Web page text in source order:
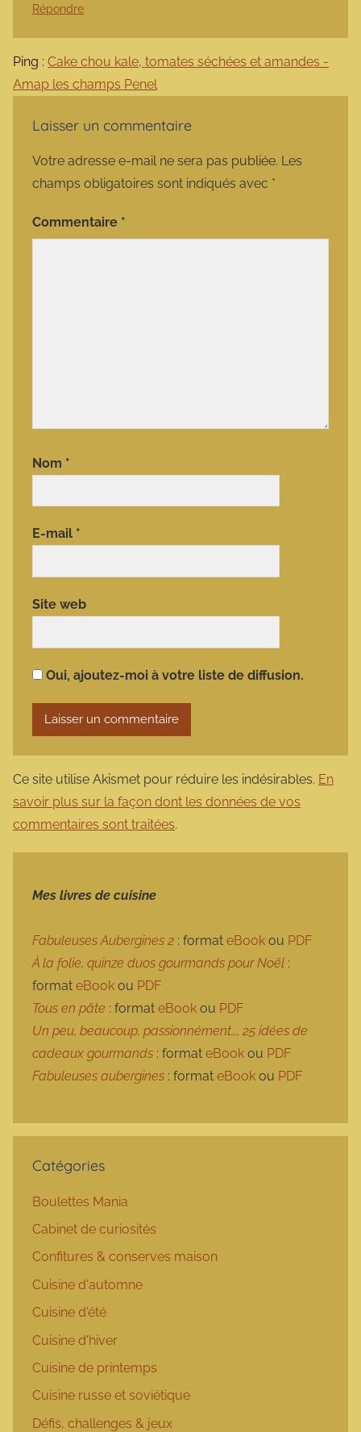
Répondre
Ping : Cake chou kale, tomates séchées et amandes -
Amap les champs Penel
Laisser un commentaire
Votre adresse e-mail ne sera pas publiée. Les
champs obligatoires sont indiqués avec *
Commentaire *
Nom *
E-mail *
Site web
Oui, ajoutez-moi à votre liste de diffusion.
Ce site utilise Akismet pour réduire les indésirables. En
savoir plus sur la façon dont les données de vos
commentaires sont traitées.
Mes livres de cuisine
Fabuleuses Aubergines 2 : format eBook ou PDF
À la folie, quinze duos gourmands pour Noël :
format eBook ou PDF
Tous en pâte : format eBook ou PDF
Un peu, beaucoup, passionnément…, 25 idées de
cadeaux gourmands : format eBook ou PDF
Fabuleuses aubergines : format eBook ou PDF
Catégories
Boulettes Mania
Cabinet de curiosités
Confitures & conserves maison
Cuisine d'automne
Cuisine d'été
Cuisine d'hiver
Cuisine de printemps
Cuisine russe et soviétique
Défis, challenges & jeux